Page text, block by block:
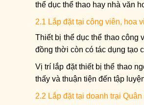
thể dục thể thao hay nhà văn
2.1 Lắp đặt tại công viên, hoa
Thiết bị thể dục thể thao công
đồng thời còn có tác dụng tạo
Vị trí lắp đặt thiết bị thể thao
thấy và thuận tiện đến tập
2.2 Lắp đặt tại doanh trại